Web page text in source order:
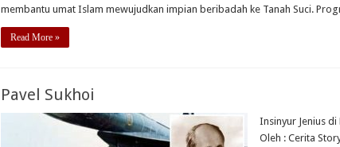
membantu umat Islam mewujudkan impian beribadah ke Tanah Suci.
Read More »
Pavel Sukhoi
Insinyur Jenius di
Oleh : Cerita